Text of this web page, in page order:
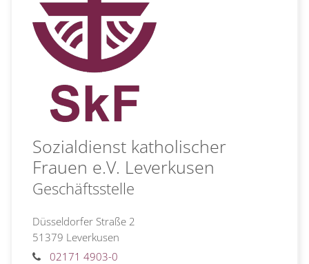
Sozialdienst katholischer
Frauen e.V. Leverkusen
Geschäftsstelle
Düsseldorfer Straße 2
51379 Leverkusen
02171 4903-0